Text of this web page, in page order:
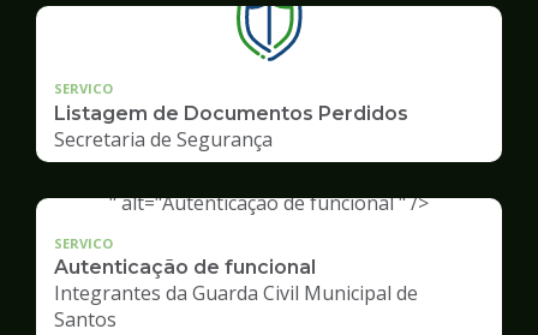
SERVICO
Listagem de Documentos Perdidos
Secretaria de Segurança
" alt="Autenticação de funcional " />
SERVICO
Autenticação de funcional
Integrantes da Guarda Civil Municipal de
Santos